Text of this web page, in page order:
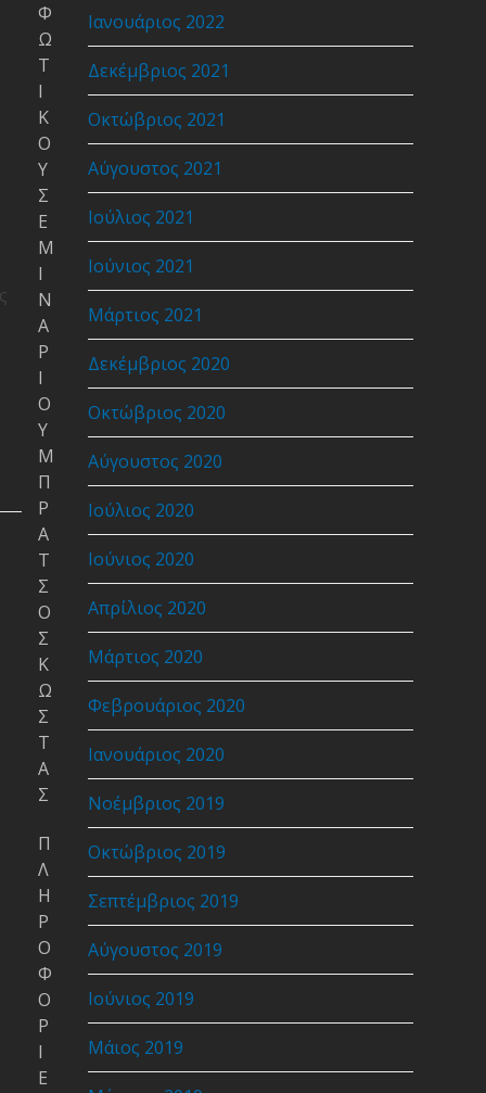
Ιανουάριος 2022
Δεκέμβριος 2021
Οκτώβριος 2021
Αύγουστος 2021
Ιούλιος 2021
Ιούνιος 2021
Μάρτιος 2021
Δεκέμβριος 2020
Οκτώβριος 2020
Αύγουστος 2020
Ιούλιος 2020
Ιούνιος 2020
Απρίλιος 2020
Μάρτιος 2020
Φεβρουάριος 2020
Ιανουάριος 2020
Νοέμβριος 2019
Οκτώβριος 2019
Σεπτέμβριος 2019
Αύγουστος 2019
Ιούνιος 2019
Μάιος 2019
Φ
Ω
Τ
Ι
Κ
Ο
Υ
Σ
Ε
Μ
Ι
Ν
Α
Ρ
Ι
Ο
Υ
Μ
Π
Ρ
Α
Τ
Σ
Ο
Σ
Κ
Ω
Σ
Τ
Α
Σ
Π
Λ
Η
Ρ
Ο
Φ
Ο
Ρ
Ι
Ε